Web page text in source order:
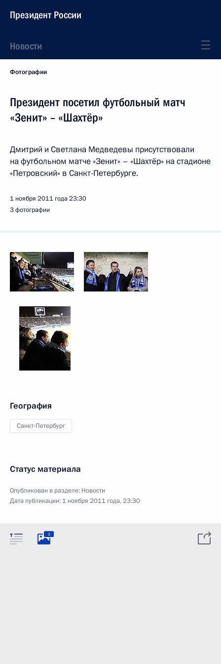
Президент России
Новости
Фотографии
Президент посетил футбольный матч
«Зенит» – «Шахтёр»
Дмитрий и Светлана Медведевы присутствовали
на футбольном матче «Зенит» – «Шахтёр» на стадионе
«Петровский» в Санкт-Петербурге.
1 ноября 2011 года23:30
3 фотографии
География
Санкт-Петербург
Статус материала
Опубликован в разделе: Новости
Дата публикации: 1 ноября 2011 года, 23:30
3